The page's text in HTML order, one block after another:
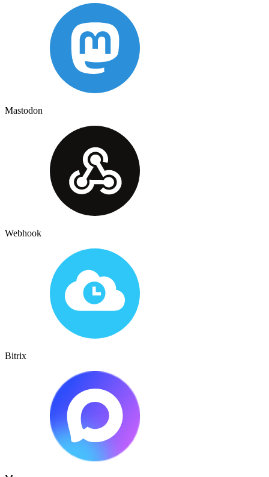
Mastodon
Webhook
Bitrix